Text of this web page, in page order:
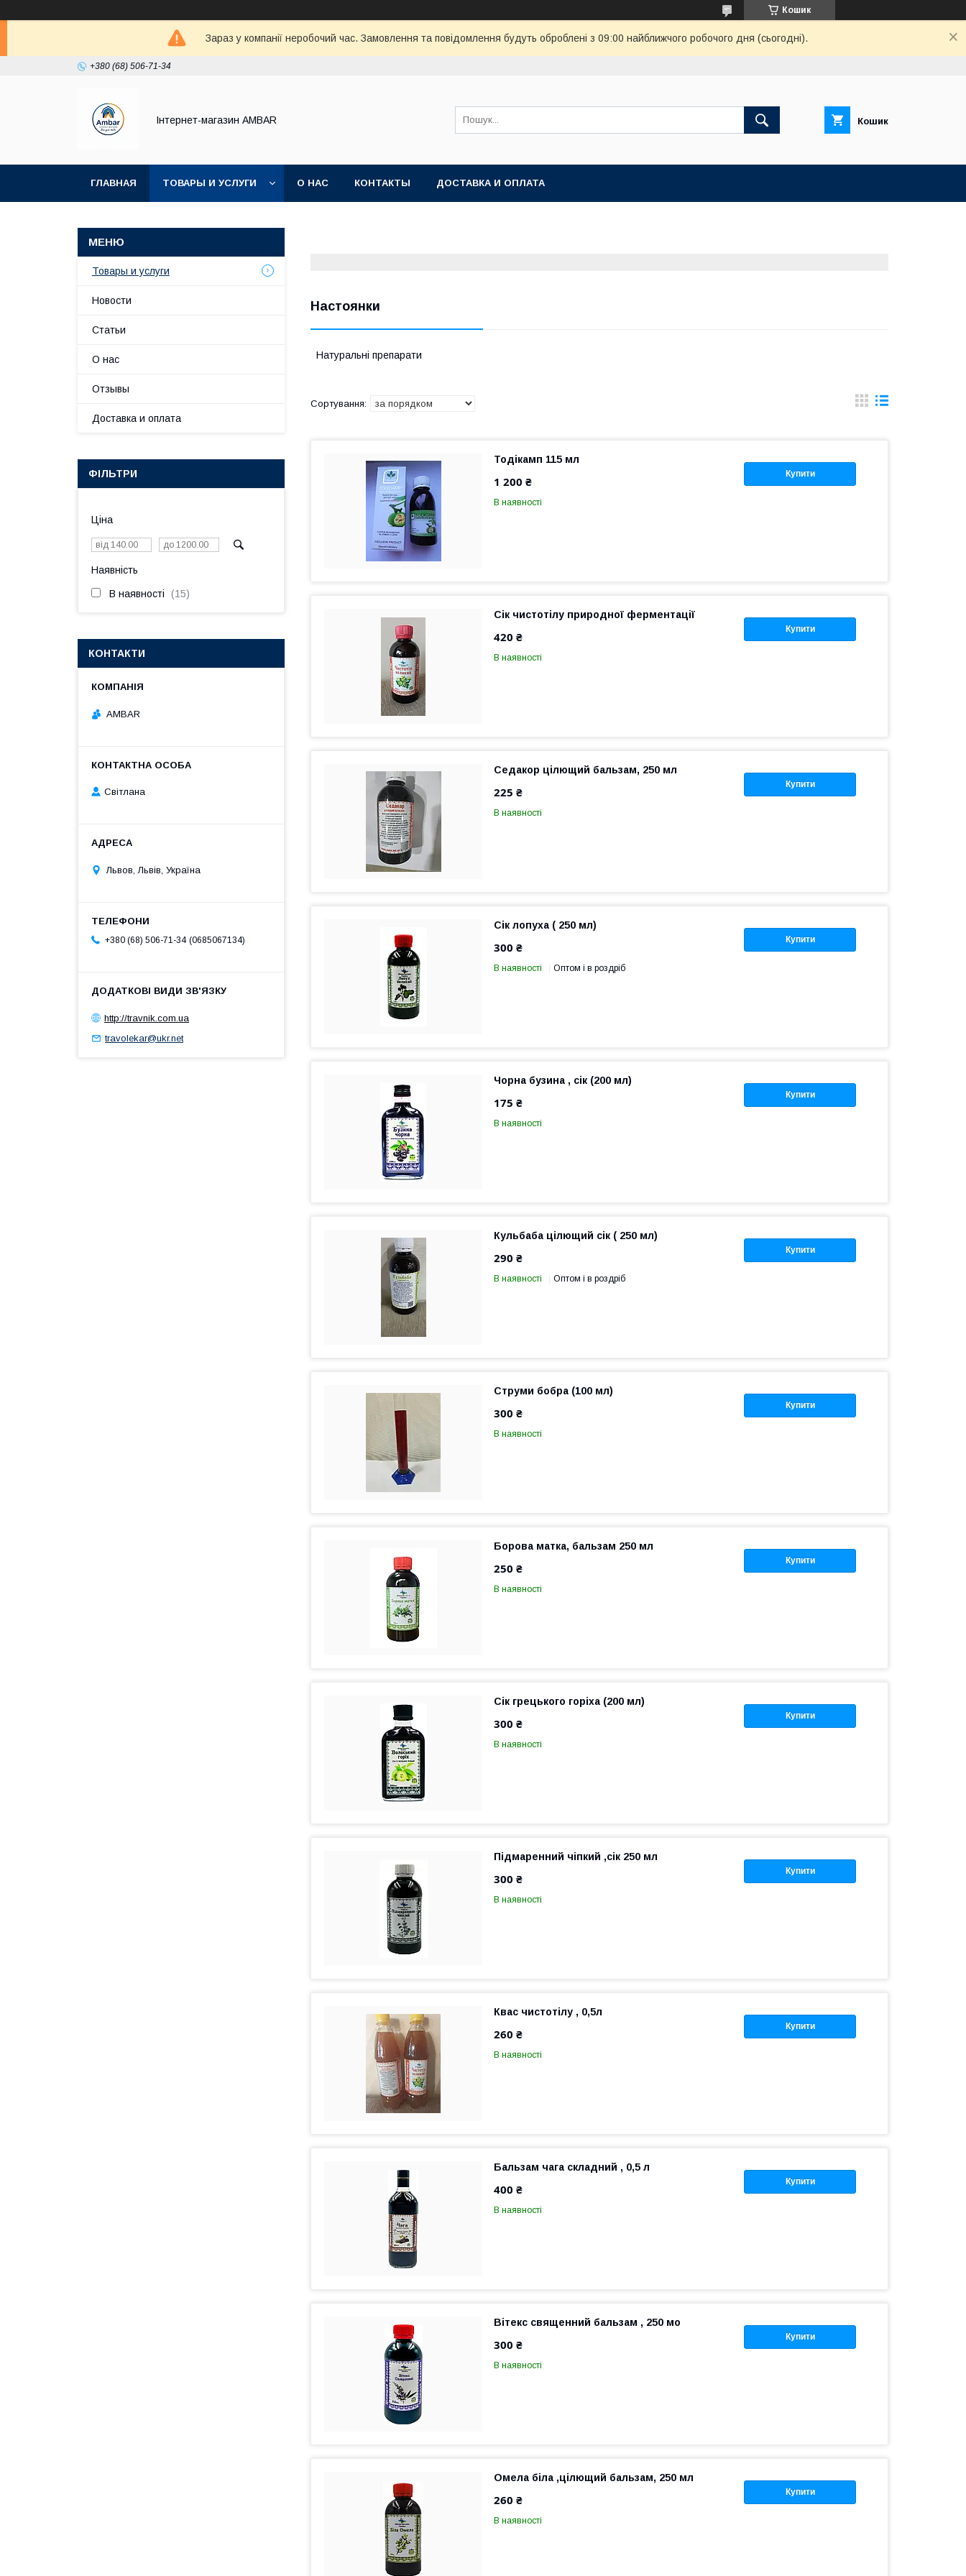
Кошик
Зараз у компанії неробочий час. Замовлення та повідомлення будуть оброблені з 09:00 найближчого робочого дня (сьогодні).
+380 (68) 506-71-34
Інтернет-магазин AMBAR Кошик
ГЛАВНАЯ ТОВАРЫ И УСЛУГИ О НАС КОНТАКТЫ ДОСТАВКА И ОПЛАТА
Настоянки
Натуральні препарати
Купити
Тодікамп 115 мл
1 200 ₴
В наявності
Купити
Сік чистотілу природної ферментації
420 ₴
В наявності
Купити
Седакор цілющий бальзам, 250 мл
225 ₴
В наявності
Купити
Сік лопуха ( 250 мл)
300 ₴
В наявності Оптом і в роздріб
Купити
Чорна бузина , сік (200 мл)
175 ₴
В наявності
Купити
Кульбаба цілющий сік ( 250 мл)
290 ₴
В наявності Оптом і в роздріб
Купити
Струми бобра (100 мл)
300 ₴
В наявності
Купити
Борова матка, бальзам 250 мл
250 ₴
В наявності
Купити
Сік грецького горіха (200 мл)
300 ₴
В наявності
Купити
Підмаренний чіпкий ,сік 250 мл
300 ₴
В наявності
Купити
Квас чистотілу , 0,5л
260 ₴
В наявності
Купити
Бальзам чага складний , 0,5 л
400 ₴
В наявності
Купити
Вітекс священний бальзам , 250 мо
300 ₴
В наявності
Купити
Омела біла ,цілющий бальзам, 250 мл
260 ₴
В наявності
Товары и услуги
Новости
Статьи
О нас
Отзывы
Доставка и оплата
ФІЛЬТРИ
Ціна
Наявність
В наявності 15
КОНТАКТИ
AMBAR
Світлана
Львов, Львів, Україна
+380 (68) 506-71-34 0685067134
http://travnik.com.ua
travolekar@ukr.net